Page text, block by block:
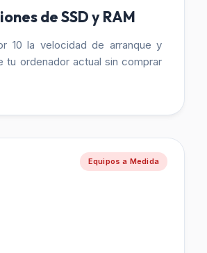
de SSD y RAM
10 la velocidad de arranque y
tu ordenador actual sin comprar
Equipos a Medida